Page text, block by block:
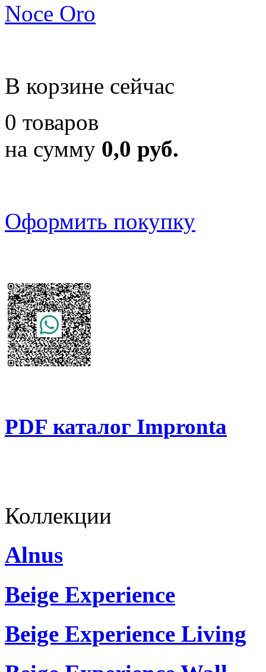
Noce Oro
В корзине сейчас
0 товаров
на сумму 0,0 руб.
Оформить покупку
PDF каталог Impronta
Коллекции
Alnus
Beige Experience
Beige Experience Living